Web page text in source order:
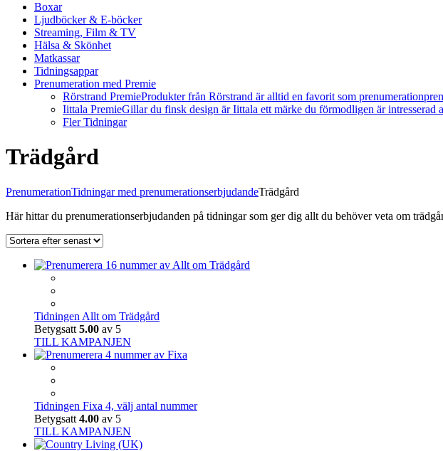
Boxar
Ljudböcker & E-böcker
Streaming, Film & TV
Hälsa & Skönhet
Matkassar
Tidningsappar
Prenumeration med Premie
Rörstrand PremieProdukter från Rörstrand är alltid en favorit som
Iittala PremieGillar du finsk design är Iittala ett märke du förmodligen är intresserad
Fler Tidningar
Trädgård
PrenumerationTidningar med prenumerationserbjudandeTrädgård
Här hittar du prenumerationserbjudanden på tidningar som ger dig allt du behöver veta om
Tidningen Allt om Trädgård
Betygsatt 5.00 av 5
TILL KAMPANJEN
Tidningen Fixa 4, välj antal nummer
Betygsatt 4.00 av 5
TILL KAMPANJEN